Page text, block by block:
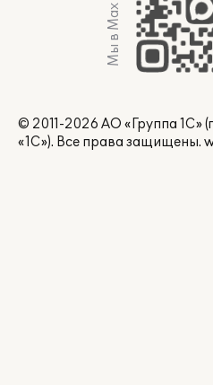
Мы в Max
© 2011-2026 АО «Группа
«1С»). Все права защищены.